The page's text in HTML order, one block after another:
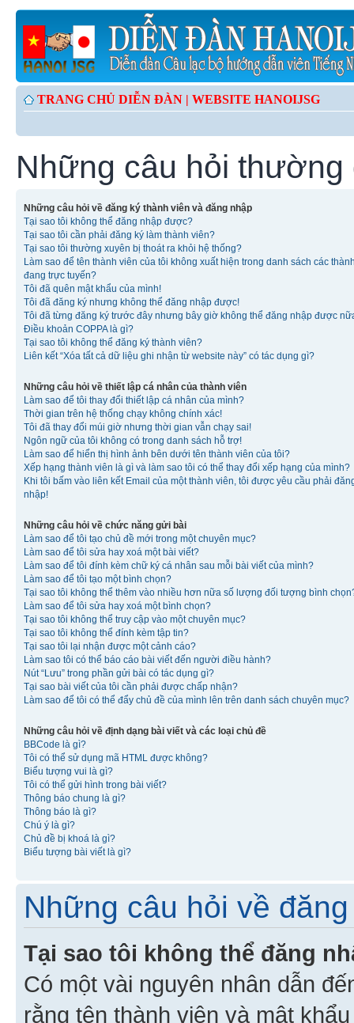
TRANG CHỦ DIỄN ĐÀN | WEBSITE HANOIJSG
Những câu hỏi thường
Những câu hỏi về đăng ký thành viên và đăng nhập
Tại sao tôi không thể đăng nhập được?
Tại sao tôi cần phải đăng ký làm thành viên?
Tại sao tôi thường xuyên bị thoát ra khỏi hệ thống?
Làm sao để tên thành viên của tôi không xuất hiện trong danh sách các
đang trực tuyến?
Tôi đã quên mật khẩu của mình!
Tôi đã đăng ký nhưng không thể đăng nhập được!
Tôi đã từng đăng ký trước đây nhưng bây giờ không thể đăng nhập được
Điều khoản COPPA là gì?
Tại sao tôi không thể đăng ký thành viên?
Liên kết “Xóa tất cả dữ liệu ghi nhận từ website này” có tác dụng gì?
Những câu hỏi về thiết lập cá nhân của thành viên
Làm sao để tôi thay đổi thiết lập cá nhân của mình?
Thời gian trên hệ thống chạy không chính xác!
Tôi đã thay đổi múi giờ nhưng thời gian vẫn chạy sai!
Ngôn ngữ của tôi không có trong danh sách hỗ trợ!
Làm sao để hiển thị hình ảnh bên dưới tên thành viên của tôi?
Xếp hạng thành viên là gì và làm sao tôi có thể thay đổi xếp hạng của mình?
Khi tôi bấm vào liên kết Email của một thành viên, tôi được yêu cầu phải
nhập!
Những câu hỏi về chức năng gửi bài
Làm sao để tôi tạo chủ đề mới trong một chuyên mục?
Làm sao để tôi sửa hay xoá một bài viết?
Làm sao để tôi đính kèm chữ ký cá nhân sau mỗi bài viết của mình?
Làm sao để tôi tạo một bình chọn?
Tại sao tôi không thể thêm vào nhiều hơn nữa số lượng đối tượng bình
Làm sao để tôi sửa hay xoá một bình chọn?
Tại sao tôi không thể truy cập vào một chuyên mục?
Tại sao tôi không thể đính kèm tập tin?
Tại sao tôi lại nhận được một cảnh cáo?
Làm sao tôi có thể báo cáo bài viết đến người điều hành?
Nút “Lưu” trong phần gửi bài có tác dụng gì?
Tại sao bài viết của tôi cần phải được chấp nhận?
Làm sao để tôi có thể đẩy chủ đề của mình lên trên danh sách chuyên mục?
Những câu hỏi về định dạng bài viết và các loại chủ đề
BBCode là gì?
Tôi có thể sử dụng mã HTML được không?
Biểu tượng vui là gì?
Tôi có thể gửi hình trong bài viết?
Thông báo chung là gì?
Thông báo là gì?
Chú ý là gì?
Chủ đề bị khoá là gì?
Biểu tượng bài viết là gì?
Những câu hỏi về
Tại sao tôi không thể đăng
Có một vài nguyên nhân dẫn
rằng tên thành viên và mật